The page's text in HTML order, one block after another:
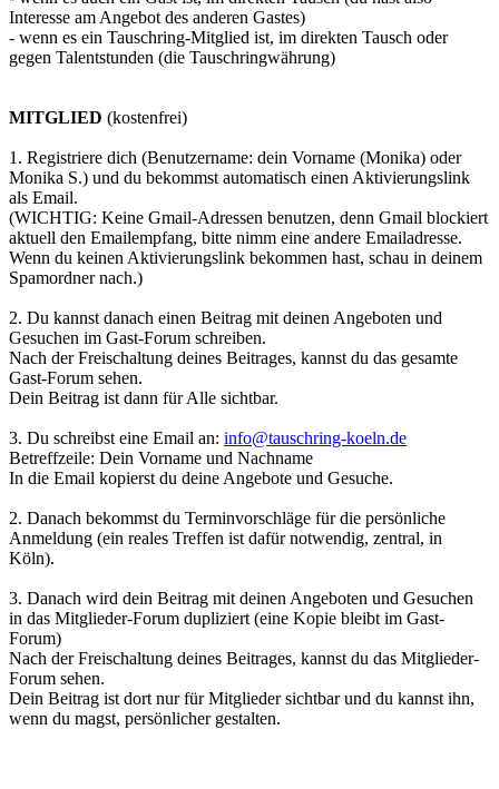
Interesse am Angebot des anderen Gastes)
- wenn es ein Tauschring-Mitglied ist, im direkten Tausch oder
gegen Talentstunden (die Tauschringwährung)
MITGLIED (kostenfrei)
1. Registriere dich (Benutzername: dein Vorname (Monika) oder
Monika S.) und du bekommst automatisch einen Aktivierungslink
als Email.
(WICHTIG: Keine Gmail-Adressen benutzen, denn Gmail blockiert
aktuell den Emailempfang, bitte nimm eine andere Emailadresse.
Wenn du keinen Aktivierungslink bekommen hast, schau in deinem
Spamordner nach.)
2. Du kannst danach einen Beitrag mit deinen Angeboten und
Gesuchen im Gast-Forum schreiben.
Nach der Freischaltung deines Beitrages, kannst du das gesamte
Gast-Forum sehen.
Dein Beitrag ist dann für Alle sichtbar.
3. Du schreibst eine Email an: info@tauschring-koeln.de
Betreffzeile: Dein Vorname und Nachname
In die Email kopierst du deine Angebote und Gesuche.
2. Danach bekommst du Terminvorschläge für die persönliche
Anmeldung (ein reales Treffen ist dafür notwendig, zentral, in
Köln).
3. Danach wird dein Beitrag mit deinen Angeboten und Gesuchen
in das Mitglieder-Forum dupliziert (eine Kopie bleibt im Gast-
Forum)
Nach der Freischaltung deines Beitrages, kannst du das Mitglieder-
Forum sehen.
Dein Beitrag ist dort nur für Mitglieder sichtbar und du kannst ihn,
wenn du magst, persönlicher gestalten.